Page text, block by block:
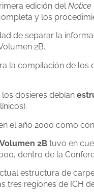
edición delNotice
y los
de separar la
2B.
la compilación de
dosieres debían
el año 2000 como
Volumen 2Btuvo en
dentro de la
estructura de
tres regiones de ICH